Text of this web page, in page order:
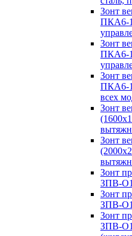
Зонт
ПКА6-
Зонт
ПКА6-
Зонт
ПКА6-
всех
Зонт
Зонт
Зонт
ЗПВ-
Зонт
ЗПВ-
Зонт
ЗПВ-